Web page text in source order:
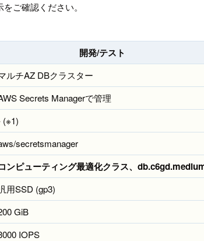
ご確認ください。
開発/テスト
ルチAZ DBクラスター
Secrets Managerで管理
(※1)
secretsmanager
ンピューティング最適化クラス、
用SSD (gp3)
GiB
IOPS